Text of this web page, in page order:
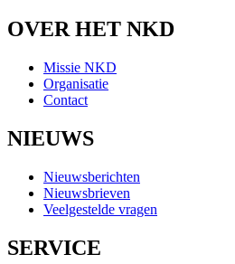
OVER HET NKD
Missie NKD
Organisatie
Contact
NIEUWS
Nieuwsberichten
Nieuwsbrieven
Veelgestelde vragen
SERVICE